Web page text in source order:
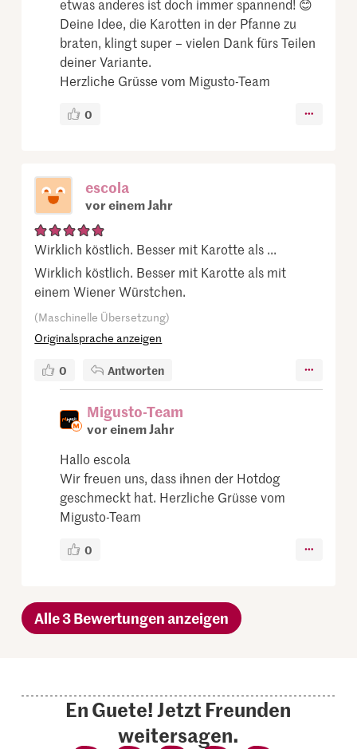
etwas anderes ist doch immer spannend! 😊
Deine Idee, die Karotten in der Pfanne zu
braten, klingt super – vielen Dank fürs Teilen
deiner Variante.
Herzliche Grüsse vom Migusto-Team
0
escola
vor einem Jahr
Wirklich köstlich. Besser mit Karotte als ...
Wirklich köstlich. Besser mit Karotte als mit
einem Wiener Würstchen.
(Maschinelle Übersetzung)
Originalsprache anzeigen
0 Antworten
Migusto-Team
vor einem Jahr
Hallo escola
Wir freuen uns, dass ihnen der Hotdog
geschmeckt hat. Herzliche Grüsse vom
Migusto-Team
0
Alle 3 Bewertungen anzeigen
En Guete! Jetzt Freunden
weitersagen.